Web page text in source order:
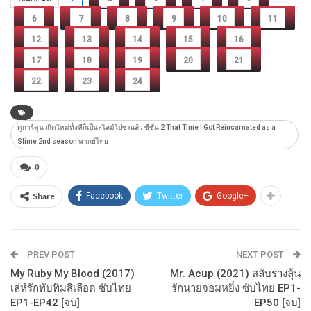
6 7 8 9 10 11
12 13 14 15 16
17 18 19 20 21
22 23 24
ดูการ์ตูน เกิดใหม่ทั้งทีก็เป็นสไลม์ไปซะแล้ว ซีซั่น 2 That Time I Got Reincarnated as a
Slime 2nd season พากย์ไทย
0
Share Facebook Twitter Google+
PREV POST
My Ruby My Blood (2017)
เล่ห์รักทับทิมสีเลือด ซับไทย
EP1-EP42 [จบ]
NEXT POST
Mr. Acup (2021) สลับร่างลุ้น
รักนายจอมหยิ่ง ซับไทย EP1-
EP50 [จบ]